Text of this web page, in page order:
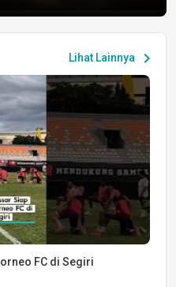
Lihat Lainnya chevron_right
FC di Segiri